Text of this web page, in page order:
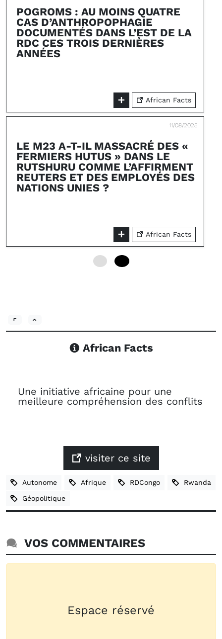
POGROMS : AU MOINS QUATRE
CAS D’ANTHROPOPHAGIE
DOCUMENTÉS DANS L’EST DE LA
RDC CES TROIS DERNIÈRES
ANNÉES
African Facts
11/08/2025
LE M23 A-T-IL MASSACRÉ DES «
FERMIERS HUTUS » DANS LE
RUTSHURU COMME L’AFFIRMENT
REUTERS ET DES EMPLOYÉS DES
NATIONS UNIES ?
African Facts
African Facts
Une initiative africaine pour une
meilleure compréhension des conflits
visiter ce site
Autonome Afrique RDCongo Rwanda
Géopolitique
VOS COMMENTAIRES
Espace réservé